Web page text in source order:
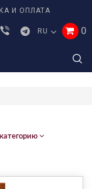
И ОПЛАТА
RU 0